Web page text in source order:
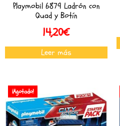
Playmobil 6879 Ladrón con
Quad y Botín
14,20€
Leer más
¡Agotado!